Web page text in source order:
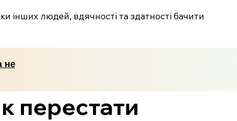
інших людей, вдячності та здатності бачити
не
перестати